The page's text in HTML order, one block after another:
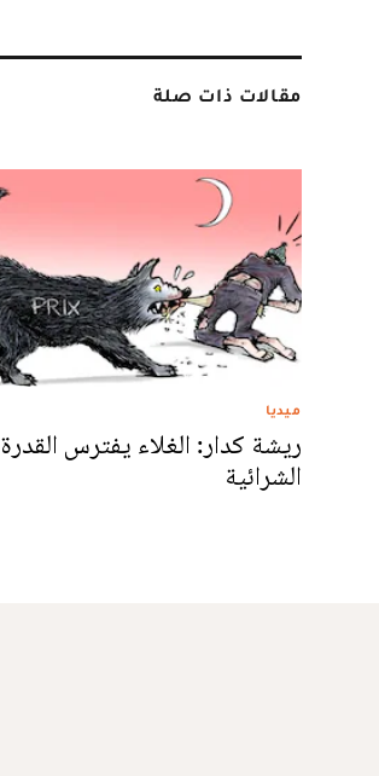
مقالات ذات صلة
ميديا
ريشة كدار: الغلاء يفترس القدرة
الشرائية